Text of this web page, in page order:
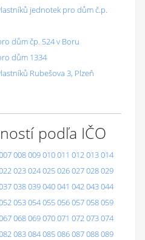
jednotek pro dům č.p.
dům čp. 524 v Boru
dům 1334
Rubešova 3, Plzeň
podľa IČO
008009010011 012013014
023024025026027028029
038039040041 042043044
053054055056057058059
068069070071 072073074
083084085086087088089